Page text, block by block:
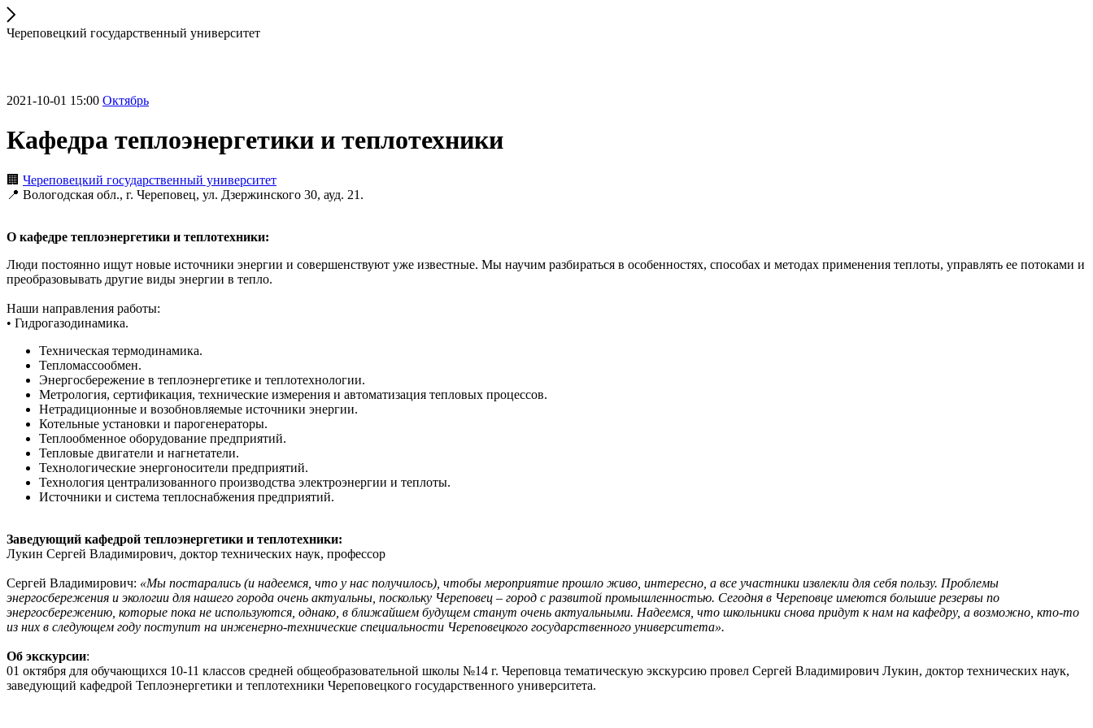
Череповецкий государственный университет
2021-10-01 15:00 Октябрь
Кафедра теплоэнергетики и теплотехники
🏢 Череповецкий государственный университет
📍 Вологодская обл., г. Череповец, ул. Дзержинского 30, ауд. 21.
О кафедре теплоэнергетики и теплотехники:
Люди постоянно ищут новые источники энергии и совершенствуют уже известные. Мы научим разбираться в особенностях, способах и методах применения теплоты, управлять ее потоками и
преобразовывать другие виды энергии в тепло.
Наши направления работы:
• Гидрогазодинамика.
Техническая термодинамика.
Тепломассообмен.
Энергосбережение в теплоэнергетике и теплотехнологии.
Метрология, сертификация, технические измерения и автоматизация тепловых процессов.
Нетрадиционные и возобновляемые источники энергии.
Котельные установки и парогенераторы.
Теплообменное оборудование предприятий.
Тепловые двигатели и нагнетатели.
Технологические энергоносители предприятий.
Технология централизованного производства электроэнергии и теплоты.
Источники и система теплоснабжения предприятий.
Заведующий кафедрой теплоэнергетики и теплотехники:
Лукин Сергей Владимирович, доктор технических наук, профессор
Сергей Владимирович: «Мы постарались (и надеемся, что у нас получилось), чтобы мероприятие прошло живо, интересно, а все участники извлекли для себя пользу. Проблемы
энергосбережения и экологии для нашего города очень актуальны, поскольку Череповец – город с развитой промышленностью. Сегодня в Череповце имеются большие резервы по
энергосбережению, которые пока не используются, однако, в ближайшем будущем станут очень актуальными. Надеемся, что школьники снова придут к нам на кафедру, а возможно, кто-то
из них в следующем году поступит на инженерно-технические специальности Череповецкого государственного университета».
Об экскурсии:
01 октября для обучающихся 10-11 классов средней общеобразовательной школы №14 г. Череповца тематическую экскурсию провел Сергей Владимирович Лукин, доктор технических наук,
заведующий кафедрой Теплоэнергетики и теплотехники Череповецкого государственного университета.